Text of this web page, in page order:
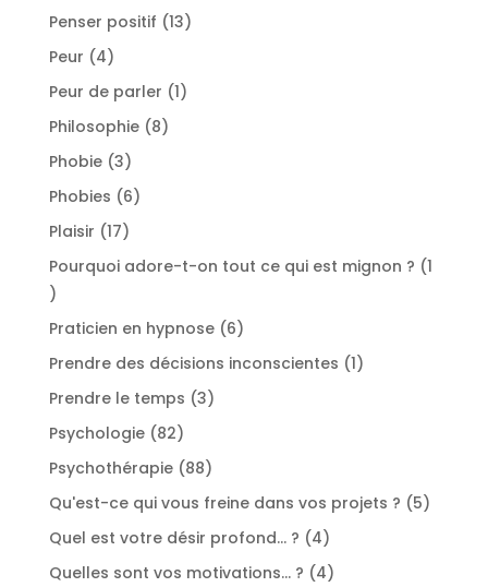
produits
Penser positif 1313
Peur 44
produits
Peur de parler 11
Philosophie 88
Phobie 33
produits
Phobies 66
Plaisir 1717
produits
Pourquoi adore-t-on tout ce qui est mignon ? 1
1
produit
Praticien en hypnose 66
produits
Prendre des décisions inconscientes 11
Prendre le temps 33
Psychologie 8282
produits
Psychothérapie 8888
produits
Qu'est-ce qui vous freine dans vos projets ? 55
Quel est votre désir profond... ? 44
produits
Quelles sont vos motivations... ? 44